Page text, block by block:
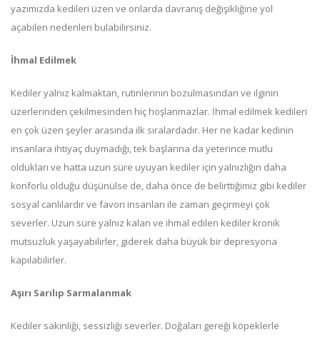
yazımızda kedileri üzen ve onlarda davranış değişikliğine yol
açabilen nedenleri bulabilirsiniz.
İhmal Edilmek
Kediler yalnız kalmaktan, rutinlerinin bozulmasından ve ilginin
üzerlerinden çekilmesinden hiç hoşlanmazlar. İhmal edilmek kedileri
en çok üzen şeyler arasında ilk sıralardadır. Her ne kadar kedinin
insanlara ihtiyaç duymadığı, tek başlarına da yeterince mutlu
oldukları ve hatta uzun süre uyuyan kediler için yalnızlığın daha
konforlu olduğu düşünülse de, daha önce de belirttiğimiz gibi kediler
sosyal canlılardır ve favori insanları ile zaman geçirmeyi çok
severler. Uzun süre yalnız kalan ve ihmal edilen kediler kronik
mutsuzluk yaşayabilirler, giderek daha büyük bir depresyona
kapılabilirler.
Aşırı Sarılıp Sarmalanmak
Kediler sakinliği, sessizliği severler. Doğaları gereği köpeklerle